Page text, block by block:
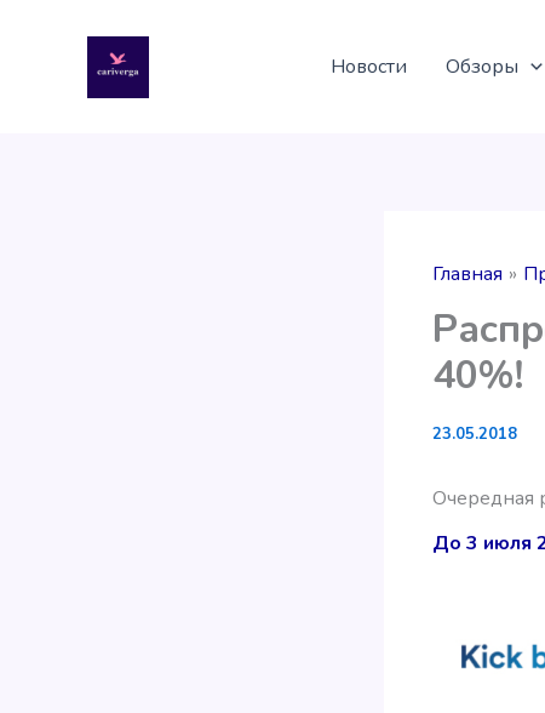
содержимому
Новости Обзоры
Главная
40%!
23.05.2018
Очередная
До 3 июля